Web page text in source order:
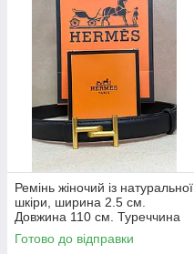
Ремінь жіночий із натуральної
шкіри, ширина 2.5 см.
Довжина 110 см. Туреччина
Готово до відправки